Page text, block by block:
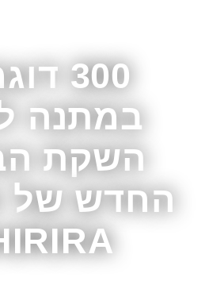
300
במתנה
השקת